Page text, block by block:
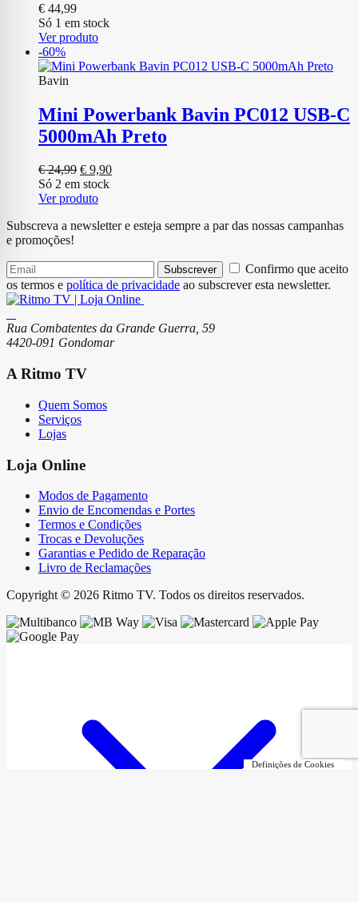
€ 44,99
Só 1 em stock
Ver produto
-60%
Bavin
Mini Powerbank Bavin PC012 USB-C
5000mAh Preto
€24,99 O
preço
original
€ 24,99.
€ 9,90O
€ 9,90.
Só 2 em stock
Ver produto
Subscreva a newsletter e esteja sempre a par das nossas campanhas
e promoções!
Subscrever
Confirmo que aceito
os termos e política de privacidade ao subscrever esta newsletter.
Rua Combatentes da Grande Guerra, 59
4420-091 Gondomar
A Ritmo TV
Quem Somos
Serviços
Lojas
Loja Online
Modos de Pagamento
Envio de Encomendas e Portes
Termos e Condições
Trocas e Devoluções
Garantias e Pedido de Reparação
Livro de Reclamações
Copyright © 2026 Ritmo TV. Todos os direitos reservados.
Definições de Cookies